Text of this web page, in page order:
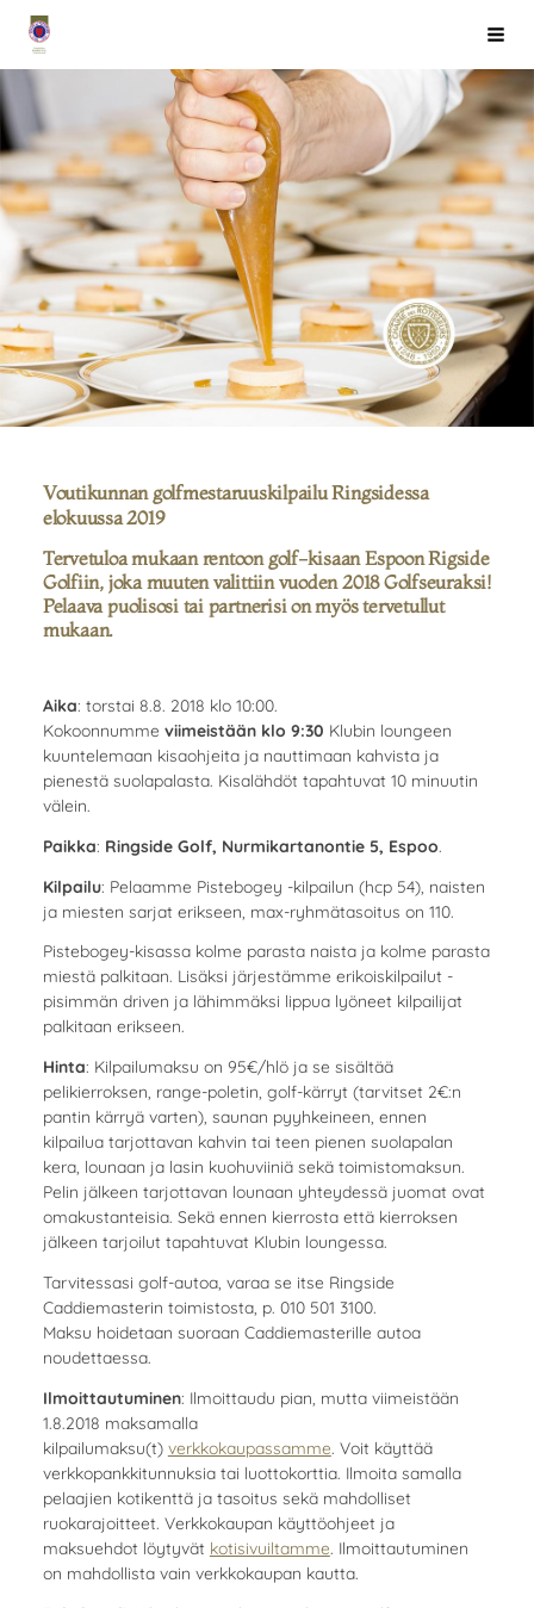
Siirry
sivun
sisältöön
Chaîne des Rôtisseurs Finlande ry
Voutikunnan golfmestaruuskilpailu Ringsidessa
elokuussa 2019
Tervetuloa mukaan rentoon golf-kisaan Espoon Rigside
Golfiin, joka muuten valittiin vuoden 2018 Golfseuraksi!
Pelaava puolisosi tai partnerisi on myös tervetullut
mukaan.
Aika: torstai 8.8. 2018 klo 10:00.
Kokoonnumme viimeistään klo 9:30 Klubin loungeen
kuuntelemaan kisaohjeita ja nauttimaan kahvista ja
pienestä suolapalasta. Kisalähdöt tapahtuvat 10 minuutin
välein.
Paikka: Ringside Golf, Nurmikartanontie 5, Espoo.
Kilpailu: Pelaamme Pistebogey -kilpailun (hcp 54), naisten
ja miesten sarjat erikseen, max-ryhmätasoitus on 110.
Pistebogey-kisassa kolme parasta naista ja kolme parasta
miestä palkitaan. Lisäksi järjestämme erikoiskilpailut -
pisimmän driven ja lähimmäksi lippua lyöneet kilpailijat
palkitaan erikseen.
Hinta: Kilpailumaksu on 95€/hlö ja se sisältää
pelikierroksen, range-poletin, golf-kärryt (tarvitset 2€:n
pantin kärryä varten), saunan pyyhkeineen, ennen
kilpailua tarjottavan kahvin tai teen pienen suolapalan
kera, lounaan ja lasin kuohuviiniä sekä toimistomaksun.
Pelin jälkeen tarjottavan lounaan yhteydessä juomat ovat
omakustanteisia. Sekä ennen kierrosta että kierroksen
jälkeen tarjoilut tapahtuvat Klubin loungessa.
Tarvitessasi golf-autoa, varaa se itse Ringside
Caddiemasterin toimistosta, p. 010 501 3100.
Maksu hoidetaan suoraan Caddiemasterille autoa
noudettaessa.
Ilmoittautuminen: Ilmoittaudu pian, mutta viimeistään
1.8.2018 maksamalla
kilpailumaksu(t) verkkokaupassamme. Voit käyttää
verkkopankkitunnuksia tai luottokorttia. Ilmoita samalla
pelaajien kotikenttä ja tasoitus sekä mahdolliset
ruokarajoitteet. Verkkokaupan käyttöohjeet ja
maksuehdot löytyvät kotisivuiltamme. Ilmoittautuminen
on mahdollista vain verkkokaupan kautta.